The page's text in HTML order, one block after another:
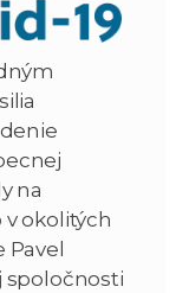
na
okolitých
spoločnosti